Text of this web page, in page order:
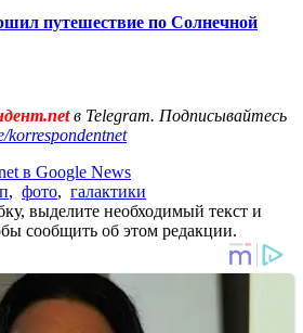
путешествие по Солнечной
в Telegram. Подписывайтесь
korrespondentnet
в Google News
, фото, галактики
выделите необходимый текст и
сообщить об этом редакции.